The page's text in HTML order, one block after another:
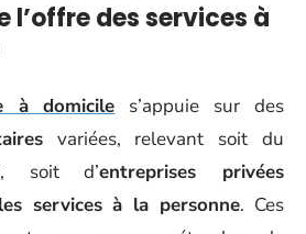
l’offre des services à
à domicile s’appuie sur des
variées, relevant soit du
soit d’entreprises privées
services à la personne. Ces